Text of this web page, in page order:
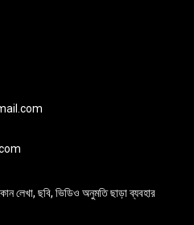
লেখা, ছবি, ভিডিও অনুমতি ছাড়া ব্যবহার